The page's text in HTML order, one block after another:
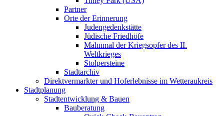
Partner
Orte der Erinnerung
Judengedenkstätte
Jüdische Friedhöfe
Mahnmal der Kriegsopfer des II.
Weltkrieges
Stolpersteine
Stadtarchiv
Direktvermarkter und Hoferlebnisse im Wetteraukreis
Stadtplanung
Stadtentwicklung & Bauen
Bauberatung